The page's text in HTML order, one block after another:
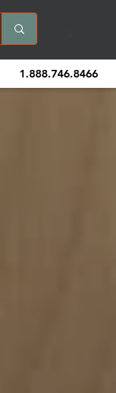
1.888.746.8466